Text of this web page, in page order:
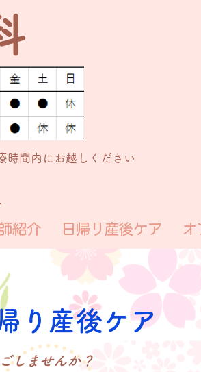
紹介 日帰り産後ケア オ
時間内にお越しください
り産後ケア
しませんか？